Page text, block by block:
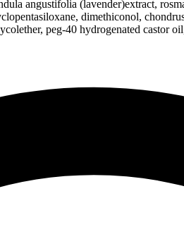
angustifolia (lavender)extract,
dimethiconol,
peg-40 hydrogenated castor